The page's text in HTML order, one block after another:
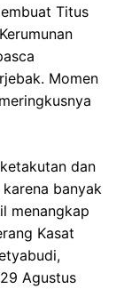
Titus
Momen
dan
banyak
menangkap
Kasat
Agustus